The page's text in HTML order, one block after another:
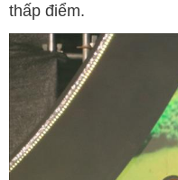
thấp điểm.